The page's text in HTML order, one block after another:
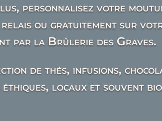
personnalisez votre
ou gratuitement sur
par la Brûlerie des Graves.
de thés, infusions,
locaux et souvent